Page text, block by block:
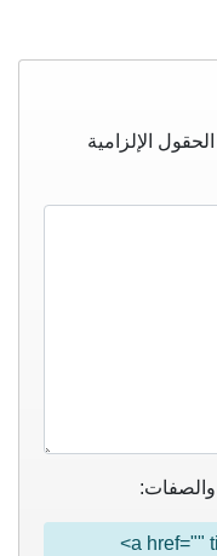
الحقول الإلزامية
والصفات:
<a href=""